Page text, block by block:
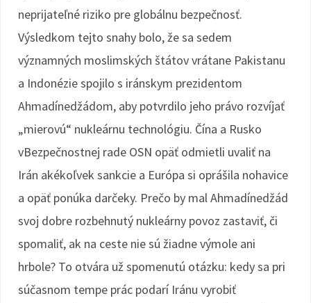
neprijateľné riziko pre globálnu bezpečnosť.
Výsledkom tejto snahy bolo, že sa sedem
významných moslimských štátov vrátane Pakistanu
a Indonézie spojilo s iránskym prezidentom
Ahmadínedžádom, aby potvrdilo jeho právo rozvíjať
„mierovú“ nukleárnu technológiu. Čína a Rusko
vBezpečnostnej rade OSN opäť odmietli uvaliť na
Irán akékoľvek sankcie a Európa si oprášila nohavice
a opäť ponúka darčeky. Prečo by mal Ahmadínedžád
svoj dobre rozbehnutý nukleárny povoz zastaviť, či
spomaliť, ak na ceste nie sú žiadne výmole ani
hrbole? To otvára už spomenutú otázku: kedy sa pri
súčasnom tempe prác podarí Iránu vyrobiť